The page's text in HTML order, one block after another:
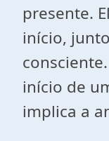
presente.
início,
início de
implica a